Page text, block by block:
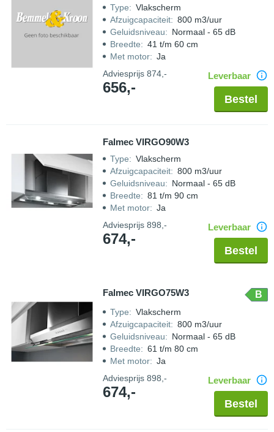
Type: Vlakscherm
Afzuigcapaciteit: 800 m3/uur
Geluidsniveau: Normaal - 65 dB
Breedte: 41 t/m 60 cm
Met motor: Ja
Adviesprijs 874,-
656,-
Leverbaar
Bestel
Falmec VIRGO90W3
Type: Vlakscherm
Afzuigcapaciteit: 800 m3/uur
Geluidsniveau: Normaal - 65 dB
Breedte: 81 t/m 90 cm
Met motor: Ja
Adviesprijs 898,-
674,-
Leverbaar
Bestel
Falmec VIRGO75W3 B
Type: Vlakscherm
Afzuigcapaciteit: 800 m3/uur
Geluidsniveau: Normaal - 65 dB
Breedte: 61 t/m 80 cm
Met motor: Ja
Adviesprijs 898,-
674,-
Leverbaar
Bestel